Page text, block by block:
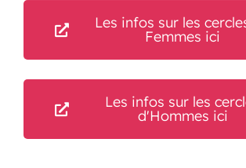
Les infos sur les
Femmes ici
Les infos sur les
d'Hommes ici